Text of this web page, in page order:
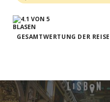
GESAMTWERTUNG DER